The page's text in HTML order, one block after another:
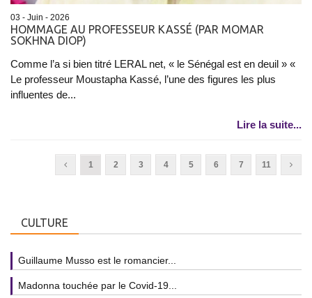
03 - Juin - 2026
HOMMAGE AU PROFESSEUR KASSÉ (PAR MOMAR
SOKHNA DIOP)
Comme l’a si bien titré LERAL net, « le Sénégal est en deuil » «
Le professeur Moustapha Kassé, l’une des figures les plus
influentes de...
Lire la suite...
1 2 3 4 5 6 7 11
CULTURE
Guillaume Musso est le romancier...
Madonna touchée par le Covid-19...